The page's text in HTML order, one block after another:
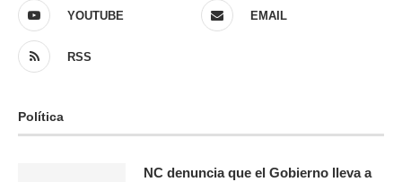
YOUTUBE EMAIL
RSS
Política
NC denuncia que el Gobierno lleva a